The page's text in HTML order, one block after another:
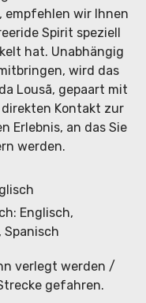
empfehlen wir Ihnen
Spirit speziell
hat. Unabhängig
wird das
Lousã, gepaart mit
Kontakt zur
Erlebnis, an das Sie
werden.
Englisch,
Spanisch
verlegt werden /
gefahren.